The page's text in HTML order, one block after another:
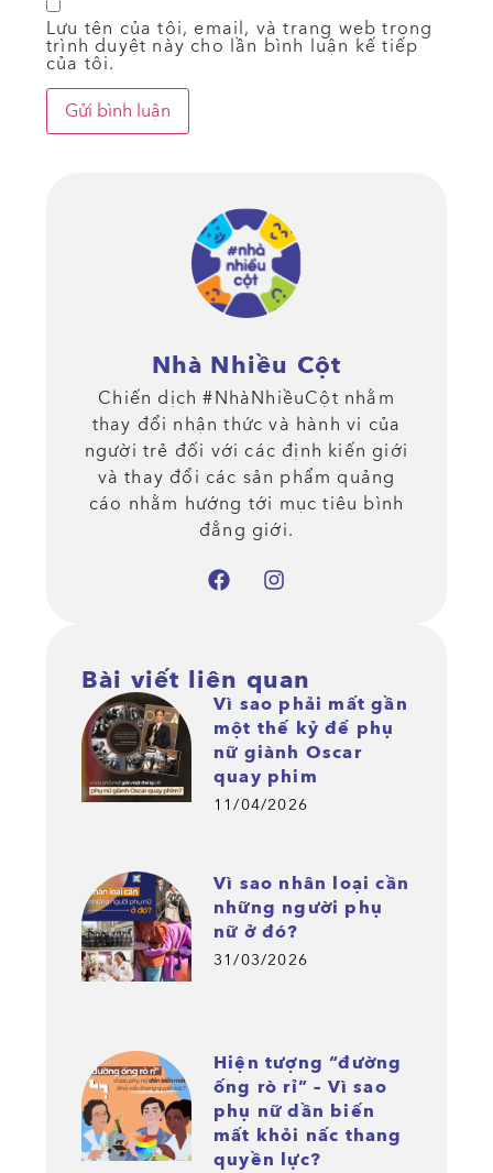
Lưu tên của tôi, email, và trang web trong
trình duyệt này cho lần bình luận kế tiếp
của tôi.
Nhà Nhiều Cột
Chiến dịch #NhàNhiềuCột nhằm
thay đổi nhận thức và hành vi của
người trẻ đối với các định kiến giới
và thay đổi các sản phẩm quảng
cáo nhằm hướng tới mục tiêu bình
đẳng giới.
Bài viết liên quan
Vì sao phải mất gần
một thế kỷ để phụ
nữ giành Oscar
quay phim
11/04/2026
Vì sao nhân loại cần
những người phụ
nữ ở đó?
31/03/2026
Hiện tượng “đường
ống rò rỉ” – Vì sao
phụ nữ dần biến
mất khỏi nấc thang
quyền lực?